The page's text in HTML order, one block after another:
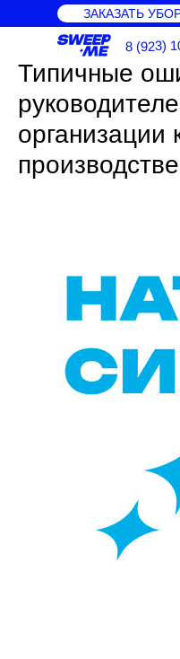
8 (923)
ЗАКАЗАТЬ
Типичные
организации
производстве